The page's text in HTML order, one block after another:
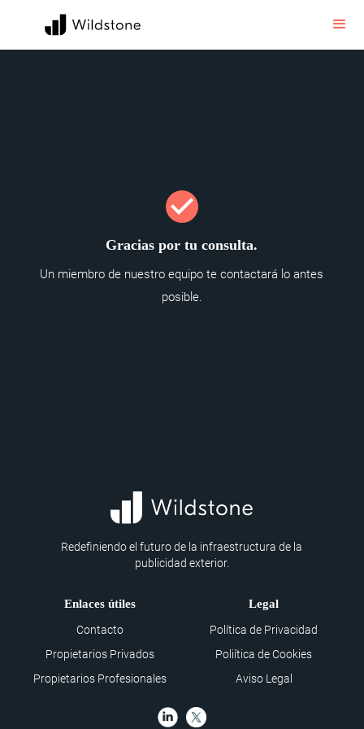
Gracias por tu consulta.
Un miembro de nuestro equipo te contactará lo antes
posible.
Redefiniendo el futuro de la infraestructura de la
publicidad exterior.
Enlaces útiles
Contacto
Propietarios Privados
Propietarios Profesionales
Legal
Política de Privacidad
Poliítica de Cookies
Aviso Legal